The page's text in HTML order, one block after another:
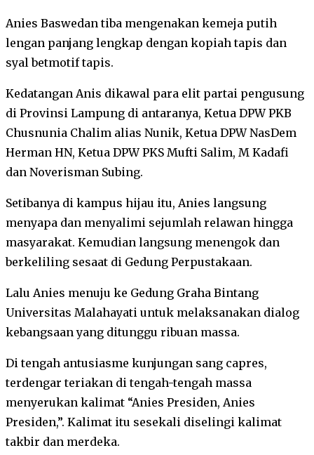
Anies Baswedan tiba mengenakan kemeja putih
lengan panjang lengkap dengan kopiah tapis dan
syal betmotif tapis.
Kedatangan Anis dikawal para elit partai pengusung
di Provinsi Lampung di antaranya, Ketua DPW PKB
Chusnunia Chalim alias Nunik, Ketua DPW NasDem
Herman HN, Ketua DPW PKS Mufti Salim, M Kadafi
dan Noverisman Subing.
Setibanya di kampus hijau itu, Anies langsung
menyapa dan menyalimi sejumlah relawan hingga
masyarakat. Kemudian langsung menengok dan
berkeliling sesaat di Gedung Perpustakaan.
Lalu Anies menuju ke Gedung Graha Bintang
Universitas Malahayati untuk melaksanakan dialog
kebangsaan yang ditunggu ribuan massa.
Di tengah antusiasme kunjungan sang capres,
terdengar teriakan di tengah-tengah massa
menyerukan kalimat “Anies Presiden, Anies
Presiden,”. Kalimat itu sesekali diselingi kalimat
takbir dan merdeka.